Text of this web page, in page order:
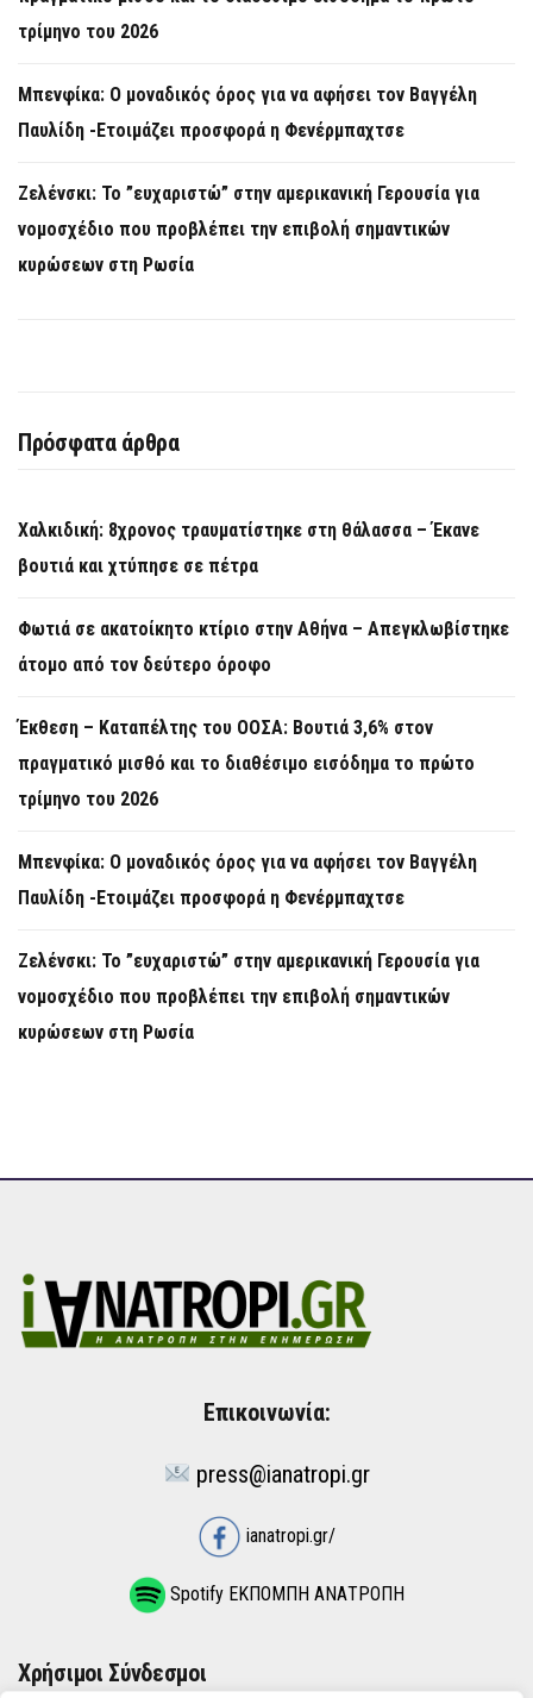
τρίμηνο του 2026
Μπενφίκα: Ο μοναδικός όρος για να αφήσει τον Βαγγέλη
Παυλίδη -Ετοιμάζει προσφορά η Φενέρμπαχτσε
Ζελένσκι: Το ”ευχαριστώ” στην αμερικανική Γερουσία για
νομοσχέδιο που προβλέπει την επιβολή σημαντικών
κυρώσεων στη Ρωσία
Πρόσφατα άρθρα
Χαλκιδική: 8χρονος τραυματίστηκε στη θάλασσα – Έκανε
βουτιά και χτύπησε σε πέτρα
Φωτιά σε ακατοίκητο κτίριο στην Αθήνα – Απεγκλωβίστηκε
άτομο από τον δεύτερο όροφο
Έκθεση – Καταπέλτης του ΟΟΣΑ: Βουτιά 3,6% στον
πραγματικό μισθό και το διαθέσιμο εισόδημα το πρώτο
τρίμηνο του 2026
Μπενφίκα: Ο μοναδικός όρος για να αφήσει τον Βαγγέλη
Παυλίδη -Ετοιμάζει προσφορά η Φενέρμπαχτσε
Ζελένσκι: Το ”ευχαριστώ” στην αμερικανική Γερουσία για
νομοσχέδιο που προβλέπει την επιβολή σημαντικών
κυρώσεων στη Ρωσία
Επικοινωνία:
press@ianatropi.gr
ianatropi.gr/
Spotify ΕΚΠΟΜΠΗ ΑΝΑΤΡΟΠΗ
Χρήσιμοι Σύνδεσμοι